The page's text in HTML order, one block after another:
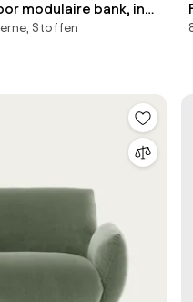
modulaire bank, in
Stoffen